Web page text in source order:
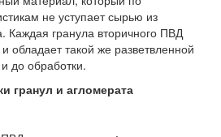
не уступает сырью из
Каждая гранула вторичного ПВД
обладает такой же разветвленной
до обработки.
гранул и агломерата